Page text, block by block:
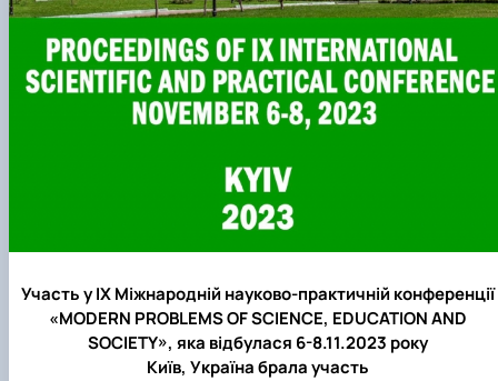
Участь у IX Міжнародній науково-практичній конференції
«MODERN PROBLEMS OF SCIENCE, EDUCATION AND
SOCIETY», яка відбулася 6-8.11.2023 року
Київ, Україна брала участь